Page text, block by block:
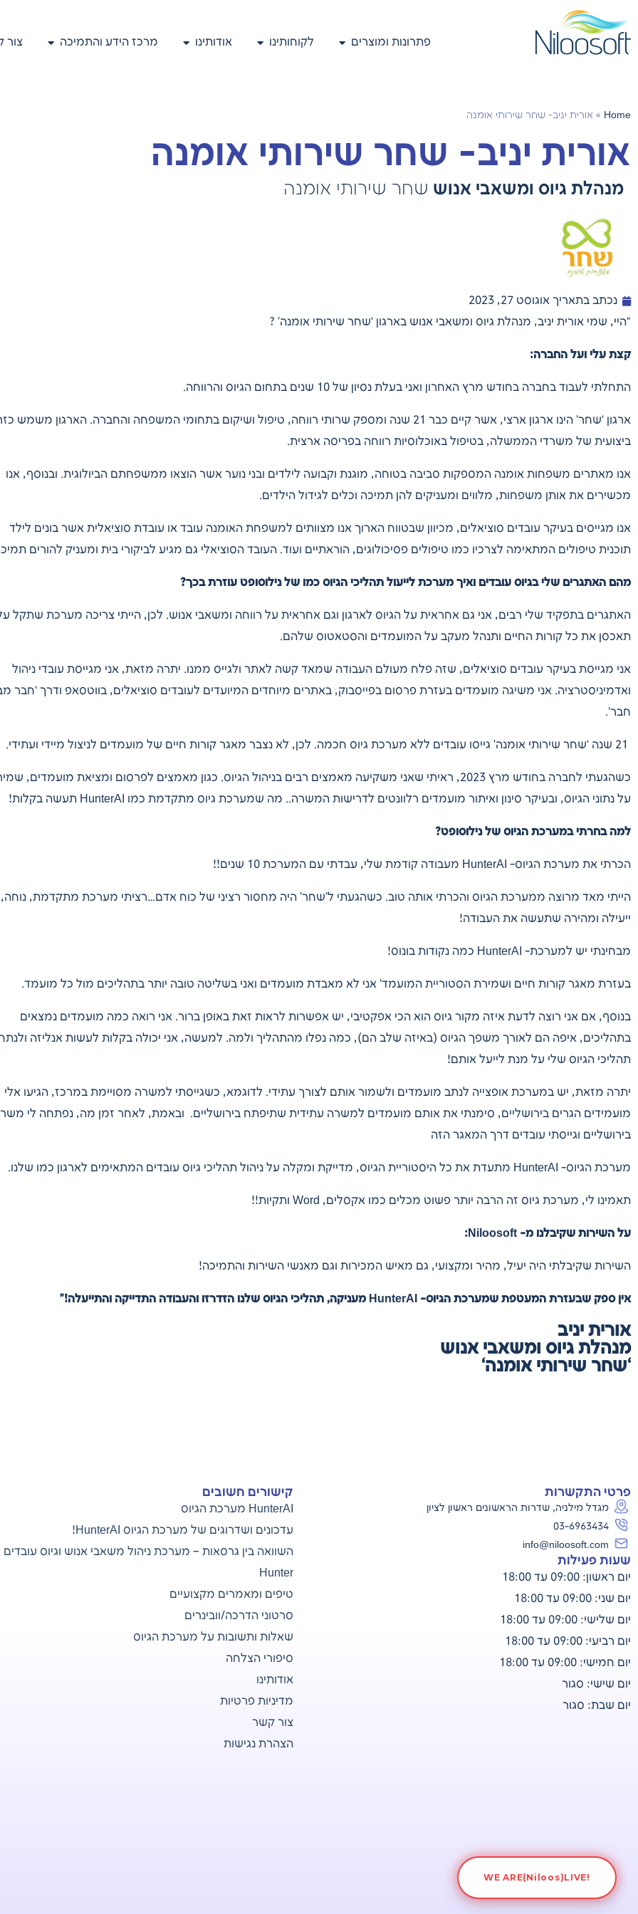
פתרונות ומוצרים לקוחותינו אודותינו מרכז הידע והתמיכה צור
Home
» אורית יניב- שחר שירותי אומנה
אורית יניב- שחר שירותי אומנה
מנהלת גיוס ומשאבי אנוש שחר שירותי אומנה
נכתב בתאריך אוגוסט 27, 2023
“היי, שמי אורית יניב, מנהלת גיוס ומשאבי אנוש בארגון ‘שחר שירותי אומנה’ ?
קצת עלי ועל החברה:
התחלתי לעבוד בחברה בחודש מרץ האחרון ואני בעלת נסיון של 10 שנים בתחום הגיוס והרווחה.
ארגון ‘שחר’ הינו ארגון ארצי, אשר קיים כבר 21 שנה ומספק שרותי רווחה, טיפול ושיקום בתחומי המשפחה והחברה. הארגון משמש
ביצועית של משרדי הממשלה, בטיפול באוכלוסיות רווחה בפריסה ארצית.
אנו מאתרים משפחות אומנה המספקות סביבה בטוחה, מוגנת וקבועה לילדים ובני נוער אשר הוצאו ממשפחתם הביולוגית. ובנוסף, אנו
מכשירים את אותן משפחות, מלווים ומעניקים להן תמיכה וכלים לגידול הילדים.
אנו מגייסים בעיקר עובדים סוציאלים, מכיוון שבטווח הארוך אנו מצוותים למשפחת האומנה עובד או עובדת סוציאלית אשר בונים לילד
תוכנית טיפולים המתאימה לצרכיו כמו טיפולים פסיכולוגים, הוראתיים ועוד. העובד הסוציאלי גם מגיע לביקורי בית ומעניק להורים
מהם האתגרים שלי בגיוס עובדים ואיך מערכת לייעול תהליכי הגיוס כמו של נילוסופט עוזרת בכך?
האתגרים בתפקיד שלי רבים, אני גם אחראית על הגיוס לארגון וגם אחראית על רווחה ומשאבי אנוש. לכן, הייתי צריכה מערכת שתקל
תאכסן את כל קורות החיים ותנהל מעקב על המועמדים והסטאטוס שלהם.
אני מגייסת בעיקר עובדים סוציאלים, שזה פלח מעולם העבודה שמאד קשה לאתר ולגייס ממנו. יתרה מזאת, אני מגייסת עובדי ניהול
ואדמיניסטרציה. אני משיגה מועמדים בעזרת פרסום בפייסבוק, באתרים מיוחדים המיועדים לעובדים סוציאלים, בווטסאפ ודרך ‘חבר
חבר’.
21 שנה ‘שחר שירותי אומנה’ גייסו עובדים ללא מערכת גיוס חכמה. לכן, לא נצבר מאגר קורות חיים של מועמדים לניצול מיידי ועתידי.
כשהגעתי לחברה בחודש מרץ 2023, ראיתי שאני משקיעה מאמצים רבים בניהול הגיוס. כגון מאמצים לפרסום ומציאת מועמדים,
על נתוני הגיוס, ובעיקר סינון ואיתור מועמדים רלוונטים לדרישות המשרה.. מה שמערכת גיוס מתקדמת כמו HunterAI תעשה בקלות!
למה בחרתי במערכת הגיוס של נילוסופט?
הכרתי את מערכת הגיוס- HunterAI מעבודה קודמת שלי, עבדתי עם המערכת 10 שנים!!
הייתי מאד מרוצה ממערכת הגיוס והכרתי אותה טוב. כשהגעתי ל’שחר’ היה מחסור רציני של כוח אדם…רציתי מערכת מתקדמת, נוחה,
ייעילה ומהירה שתעשה את העבודה!
מבחינתי יש למערכת- HunterAI כמה נקודות בונוס!
בעזרת מאגר קורות חיים ושמירת הסטוריית המועמד’ אני לא מאבדת מועמדים ואני בשליטה טובה יותר בתהליכים מול כל מועמד.
בנוסף, אם אני רוצה לדעת איזה מקור גיוס הוא הכי אפקטיבי, יש אפשרות לראות זאת באופן ברור. אני רואה כמה מועמדים נמצאים
בתהליכים, איפה הם לאורך משפך הגיוס (באיזה שלב הם), כמה נפלו מהתהליך ולמה. למעשה, אני יכולה בקלות לעשות אנליזה
תהליכי הגיוס שלי על מנת לייעל אותם!
יתרה מזאת, יש במערכת אופצייה לנתב מועמדים ולשמור אותם לצורך עתידי. לדוגמא, כשגייסתי למשרה מסויימת במרכז, הגיעו אלי
מועמידים הגרים בירושליים, סימנתי את אותם מועמדים למשרה עתידית שתיפתח בירושליים. ובאמת, לאחר זמן מה, נפתחה לי
בירושליים וגייסתי עובדים דרך המאגר הזה
מערכת הגיוס- HunterAI מתעדת את כל היסטוריית הגיוס, מדייקת ומקלה על ניהול תהליכי גיוס עובדים המתאימים לארגון כמו שלנו.
תאמינו לי, מערכת גיוס זה הרבה יותר פשוט מכלים כמו אקסלים, Word ותקיות!!
על השירות שקיבלנו מ- Niloosoft:
השירות שקיבלתי היה יעיל, מהיר ומקצועי, גם מאיש המכירות וגם מאנשי השירות והתמיכה!
אין ספק שבעזרת המעטפת שמערכת הגיוס- HunterAI מעניקה, תהליכי הגיוס שלנו הזדרזו והעבודה התדייקה והתייעלה!”
אורית יניב
מנהלת גיוס ומשאבי אנוש
‘שחר שירותי אומנה‘
פרטי התקשרות
מגדל מילניה, שדרות הראשונים ראשון לציון
03-6963434
info@niloosoft.com
שעות פעילות
יום ראשון: 09:00 עד 18:00
יום שני: 09:00 עד 18:00
יום שלישי: 09:00 עד 18:00
יום רביעי: 09:00 עד 18:00
יום חמישי: 09:00 עד 18:00
יום שישי: סגור
יום שבת: סגור
קישורים חשובים
HunterAI מערכת הגיוס
עדכונים ושדרוגים של מערכת הגיוס HunterAI!
השוואה בין גרסאות – מערכת ניהול משאבי אנוש וגיוס עובדים
Hunter
טיפים ומאמרים מקצועיים
סרטוני הדרכה/וובינרים
שאלות ותשובות על מערכת הגיוס
סיפורי הצלחה
אודותינו
מדיניות פרטיות
צור קשר
הצהרת נגישות
WE ARE(Niloos)LIVE!